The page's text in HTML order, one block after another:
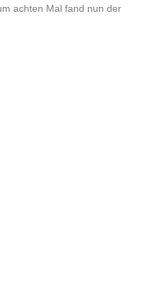
achten Mal fand nun der